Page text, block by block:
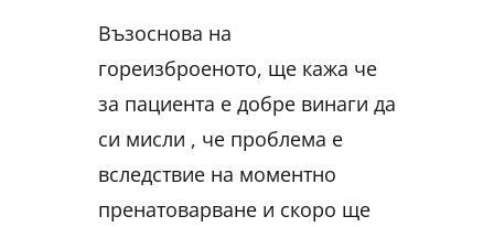
Възоснова на
гореизброеното, ще кажа че
за пациента е добре винаги да
си мисли , че проблема е
вследствие на моментно
пренатоварване и скоро ще